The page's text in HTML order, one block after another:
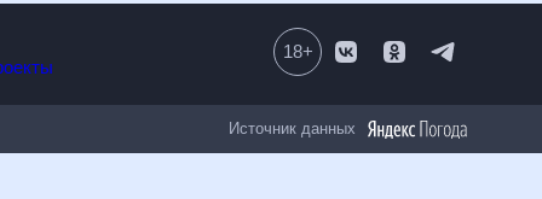
Все проекты
18+
Источник данных